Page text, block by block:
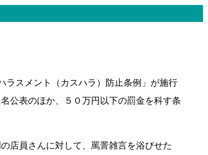
ラスメント（カスハラ）防止条例」が施行
公表のほか、５０万円以下の罰金を科す条
店員さんに対して、罵詈雑言を浴びせた